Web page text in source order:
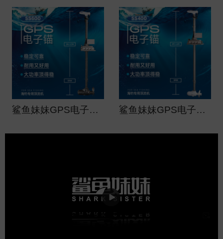
鲨鱼妹妹GPS电子锚（船用）大功率顶流机ss600 鲨鱼妹妹GPS电子锚（船用）大功率顶流机ss400